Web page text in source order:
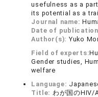
usefulness as a
its potential as a
Journal name:
Date of
Author(s): Yuko
Field of experts:
Gender studies,
welfare
Language:
Title: わが国のHIV/